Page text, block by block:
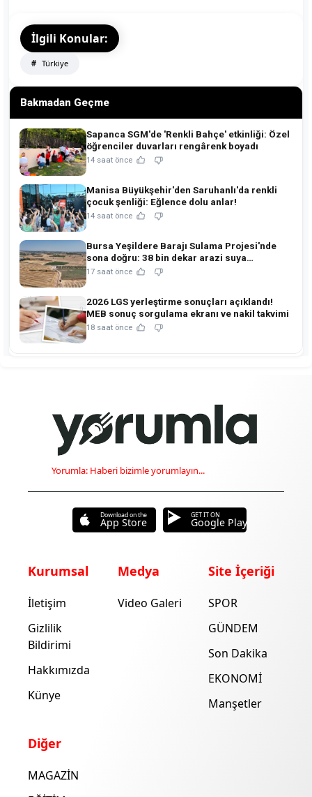
İlgili Konular:
Türkiye
Bakmadan Geçme
Sapanca SGM'de 'Renkli Bahçe' etkinliği: Özel
öğrenciler duvarları rengârenk boyadı
14 saat önce
Manisa Büyükşehir'den Saruhanlı'da renkli
çocuk şenliği: Eğlence dolu anlar!
14 saat önce
Bursa Yeşildere Barajı Sulama Projesi'nde
sona doğru: 38 bin dekar arazi suya
kavuşuyor!
17 saat önce
2026 LGS yerleştirme sonuçları açıklandı!
MEB sonuç sorgulama ekranı ve nakil takvimi
18 saat önce
Yorumla: Haberi bizimle yorumlayın...
Download on the
App Store
GET IT ON
Google Play
Kurumsal
İletişim
Gizlilik
Bildirimi
Hakkımızda
Künye
Medya
Video Galeri
Site İçeriği
SPOR
GÜNDEM
Son Dakika
EKONOMİ
Manşetler
Diğer
MAGAZİN